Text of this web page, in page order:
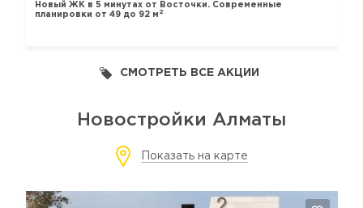
Новый ЖК в 5 минутах от Восточки. Современные
планировки от 49 до 92 м 2
СМОТРЕТЬ ВСЕ АКЦИИ
Новостройки Алматы
Показать на карте